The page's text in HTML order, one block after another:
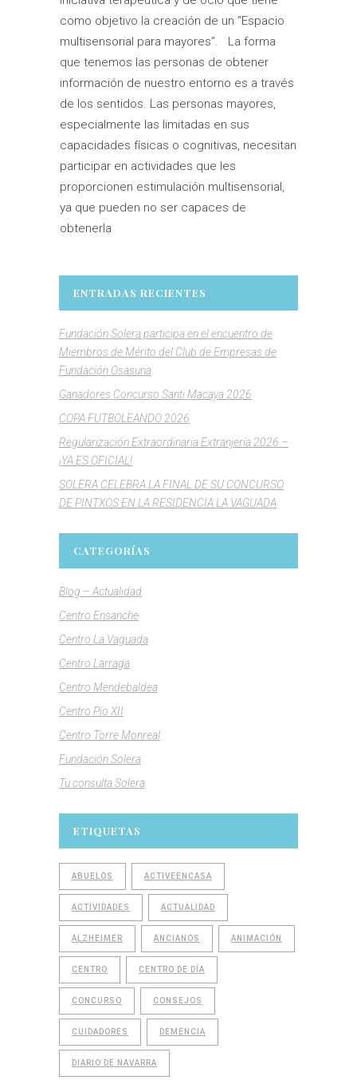
como objetivo la creación de un “Espacio
multisensorial para mayores”. La forma
que tenemos las personas de obtener
información de nuestro entorno es a través
de los sentidos. Las personas mayores,
especialmente las limitadas en sus
capacidades físicas o cognitivas, necesitan
participar en actividades que les
proporcionen estimulación multisensorial,
ya que pueden no ser capaces de
obtenerla
ENTRADAS RECIENTES
Fundación Solera participa en el encuentro de
Miembros de Mérito del Club de Empresas de
Fundación Osasuna
Ganadores Concurso Santi Macaya 2026
COPA FUTBOLEANDO 2026
Regularización Extraordinaria Extranjería 2026 –
¡YA ES OFICIAL!
SOLERA CELEBRA LA FINAL DE SU CONCURSO
DE PINTXOS EN LA RESIDENCIA LA VAGUADA
CATEGORÍAS
Blog – Actualidad
Centro Ensanche
Centro La Vaguada
Centro Larraga
Centro Mendebaldea
Centro Pío XII
Centro Torre Monreal
Fundación Solera
Tu consulta Solera
ETIQUETAS
ABUELOS ACTIVEENCASA
ACTIVIDADES ACTUALIDAD
ALZHEIMER ANCIANOS ANIMACIÓN
CENTRO CENTRO DE DÍA
CONCURSO CONSEJOS
CUIDADORES DEMENCIA
DIARIO DE NAVARRA